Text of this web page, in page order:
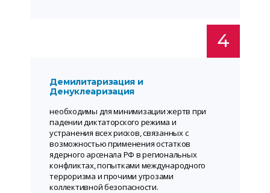
4
Демилитаризация и
Денуклеаризация
необходимы для минимизации жертв при
падении диктаторского режима и
устранения всех рисков, связанных с
возможностью применения остатков
ядерного арсенала РФ в региональных
конфликтах, попытками международного
терроризма и прочими угрозами
коллективной безопасности.